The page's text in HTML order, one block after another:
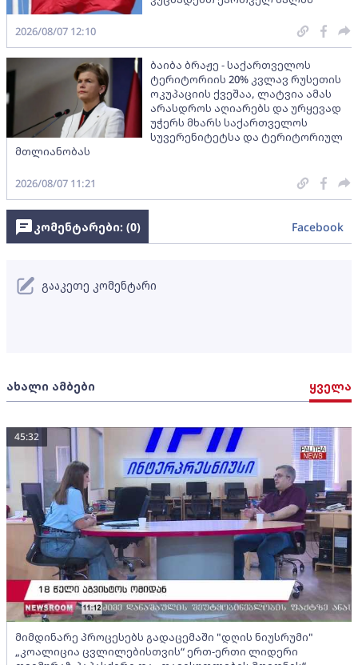
2026/08/07 12:10
ბაიბა ბრაჟე - საქართველოს
ტერიტორიის 20% კვლავ რუსეთის
ოკუპაციის ქვეშაა, ლატვია ამას
არასდროს აღიარებს და ურყევად
უჭერს მხარს საქართველოს
სუვერენიტეტსა და ტერიტორიულ
მთლიანობას
2026/08/07 11:21
ახალი ამბები ყველა
მიმდინარე პროცესებს გადაცემაში "დღის ნიუსრუმი"
„კოალიცია ცვლილებისთვის“ ერთ-ერთი ლიდერი
45:32
კომენტარები: (0) Facebook
გააკეთე კომენტარი